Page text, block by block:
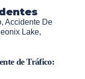
, Accidente De
Lake,
de Tráfico: